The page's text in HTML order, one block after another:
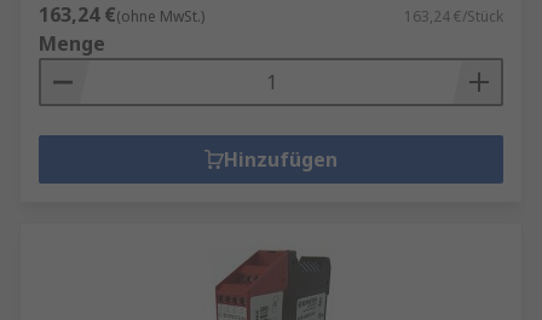
163,24 €(ohne MwSt.) 163,24 €/Stück
Menge
Hinzufügen